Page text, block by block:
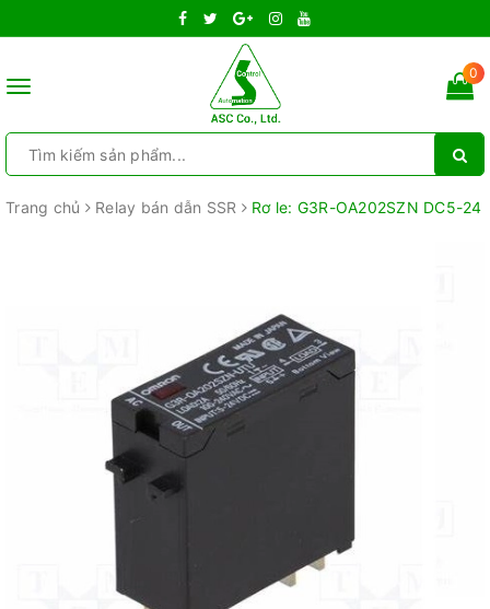
Toggle
0
Trang chủ Relay bán dẫn SSR Rơ le: G3R-OA202SZN DC5-24